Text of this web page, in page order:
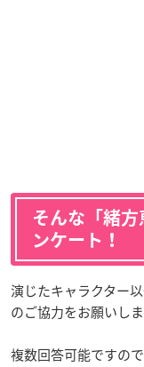
そんな「緒
ンケート！
演じたキャラクター
のご協力をお願いしま
複数回答可能ですの